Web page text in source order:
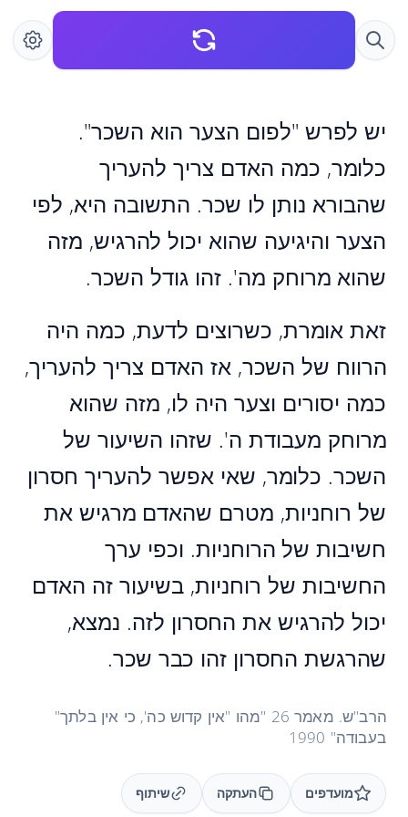
יש לפרש "לפום הצער הוא השכר".
כלומר, כמה האדם צריך להעריך
שהבורא נותן לו שכר. התשובה היא, לפי
הצער והיגיעה שהוא יכול להרגיש, מזה
שהוא מרוחק מה'. זהו גודל השכר.
זאת אומרת, כשרוצים לדעת, כמה היה
הרווח של השכר, אז האדם צריך להעריך,
כמה יסורים וצער היה לו, מזה שהוא
מרוחק מעבודת ה'. שזהו השיעור של
השכר. כלומר, שאי אפשר להעריך חסרון
של רוחניות, מטרם שהאדם מרגיש את
חשיבות של הרוחניות. וכפי ערך
החשיבות של רוחניות, בשיעור זה האדם
יכול להרגיש את החסרון לזה. נמצא,
שהרגשת החסרון זהו כבר שכר.
הרב"ש. מאמר 26 "מהו "אין קדוש כה', כי אין בלתך"
בעבודה" 1990
מועדפים העתקה שיתוף